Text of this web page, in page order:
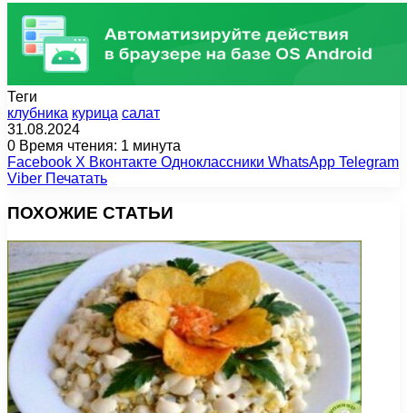
Теги
клубника курица салат
31.08.2024
0 Время чтения: 1 минута
Facebook X Вконтакте Одноклассники WhatsApp Telegram
Viber Печатать
ПОХОЖИЕ СТАТЬИ